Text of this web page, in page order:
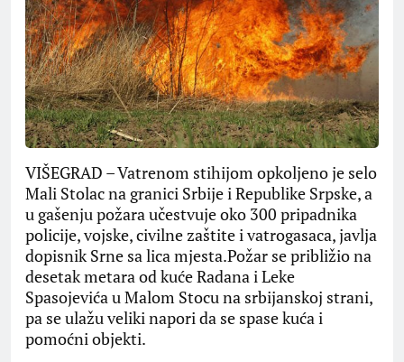
VIŠEGRAD – Vatrenom stihijom opkoljeno je selo
Mali Stolac na granici Srbije i Republike Srpske, a
u gašenju požara učestvuje oko 300 pripadnika
policije, vojske, civilne zaštite i vatrogasaca, javlja
dopisnik Srne sa lica mjesta.Požar se približio na
desetak metara od kuće Radana i Leke
Spasojevića u Malom Stocu na srbijanskoj strani,
pa se ulažu veliki napori da se spase kuća i
pomoćni objekti.